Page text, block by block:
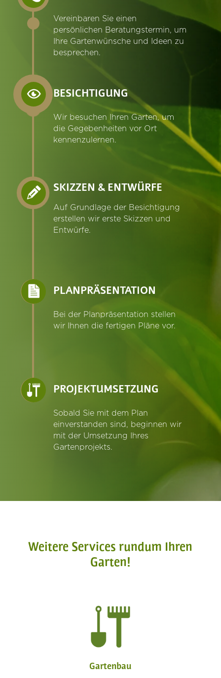
Vereinbaren Sie einen
persönlichen Beratungstermin, um
Ihre Gartenwünsche und Ideen zu
besprechen.
BESICHTIGUNG
Wir besuchen Ihren Garten, um
die Gegebenheiten vor Ort
kennenzulernen.
SKIZZEN & ENTWÜRFE
Auf Grundlage der Besichtigung
erstellen wir erste Skizzen und
Entwürfe.
PLANPRÄSENTATION
Bei der Planpräsentation stellen
wir Ihnen die fertigen Pläne vor.
PROJEKTUMSETZUNG
Sobald Sie mit dem Plan
einverstanden sind, beginnen wir
mit der Umsetzung Ihres
Gartenprojekts.
Weitere Services rundum Ihren
Garten!
Gartenbau